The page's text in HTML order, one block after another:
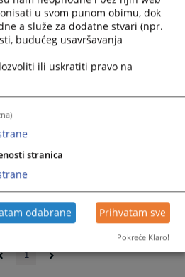
1
u svom punom obimu, dok
a služe za dodatne stvari (npr.
budućeg usavršavanja
ili uskratiti pravo na
stranica
odabrane Prihvatam sve
Pokreće Klaro!